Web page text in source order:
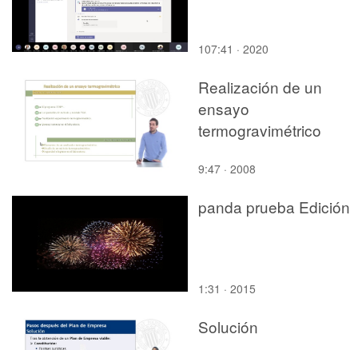
107:41 · 2020
Realización de un
ensayo
termogravimétrico
9:47 · 2008
panda prueba Edición
1:31 · 2015
Solución